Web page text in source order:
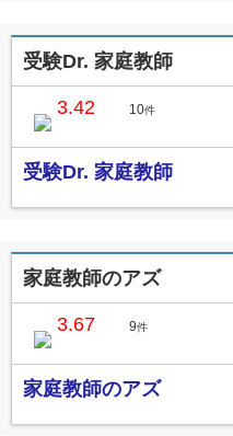
受験Dr. 家庭教師
3.42 10件
受験Dr. 家庭教師
家庭教師のアズ
3.67 9件
家庭教師のアズ